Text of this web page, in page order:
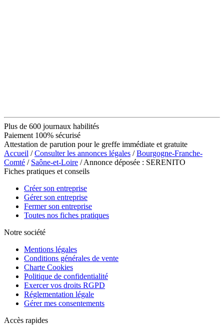
Plus de 600 journaux habilités
Paiement 100% sécurisé
Attestation de parution pour le greffe immédiate et gratuite
Accueil /Consulter les annonces légales /Bourgogne-Franche-
Comté / Saône-et-Loire / Annonce déposée : SERENITO
Fiches pratiques et conseils
Créer son entreprise
Gérer son entreprise
Fermer son entreprise
Toutes nos fiches pratiques
Notre société
Mentions légales
Conditions générales de vente
Charte Cookies
Politique de confidentialité
Exercer vos droits RGPD
Réglementation légale
Gérer mes consentements
Accès rapides